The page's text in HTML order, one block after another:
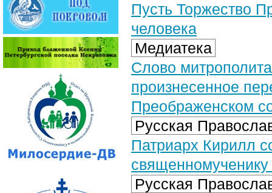
Пусть Торжество
человека
Медиатека
Слово
произнесенное
Преображенском
Русская
Патриарх Кирилл
священномученику
Русская